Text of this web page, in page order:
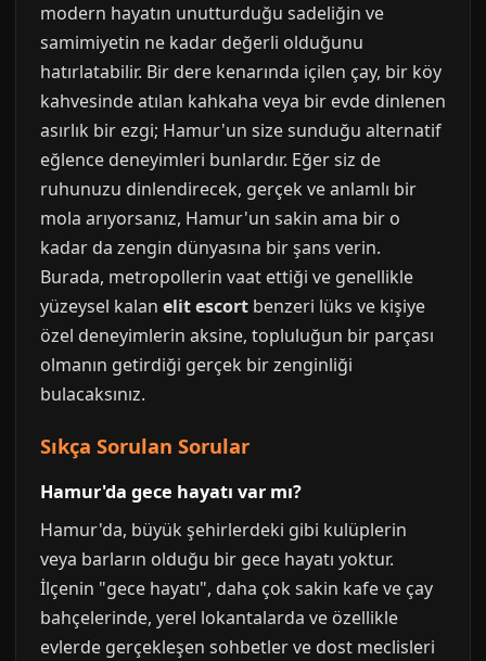
modern hayatın unutturduğu sadeliğin ve
samimiyetin ne kadar değerli olduğunu
hatırlatabilir. Bir dere kenarında içilen çay, bir köy
kahvesinde atılan kahkaha veya bir evde dinlenen
asırlık bir ezgi; Hamur'un size sunduğu alternatif
eğlence deneyimleri bunlardır. Eğer siz de
ruhunuzu dinlendirecek, gerçek ve anlamlı bir
mola arıyorsanız, Hamur'un sakin ama bir o
kadar da zengin dünyasına bir şans verin.
Burada, metropollerin vaat ettiği ve genellikle
yüzeysel kalan elit escort benzeri lüks ve kişiye
özel deneyimlerin aksine, topluluğun bir parçası
olmanın getirdiği gerçek bir zenginliği
bulacaksınız.
Sıkça Sorulan Sorular
Hamur'da gece hayatı var mı?
Hamur'da, büyük şehirlerdeki gibi kulüplerin
veya barların olduğu bir gece hayatı yoktur.
İlçenin "gece hayatı", daha çok sakin kafe ve çay
bahçelerinde, yerel lokantalarda ve özellikle
evlerde gerçekleşen sohbetler ve dost meclisleri